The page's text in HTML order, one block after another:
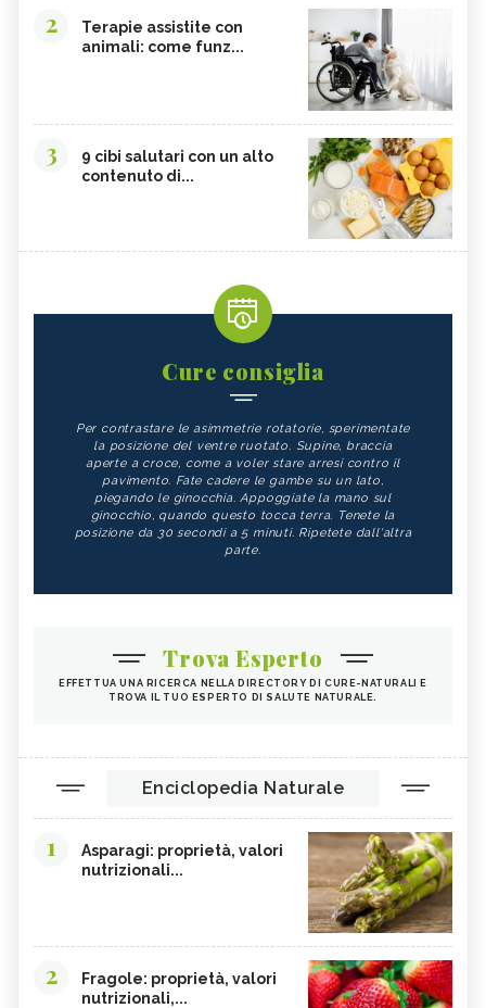
2
Terapie assistite con
animali: come funz...
3
9 cibi salutari con un alto
contenuto di...
Cure consiglia
Per contrastare le asimmetrie rotatorie, sperimentate
la posizione del ventre ruotato. Supine, braccia
aperte a croce, come a voler stare arresi contro il
pavimento. Fate cadere le gambe su un lato,
piegando le ginocchia. Appoggiate la mano sul
ginocchio, quando questo tocca terra. Tenete la
posizione da 30 secondi a 5 minuti. Ripetete dall'altra
parte.
Trova Esperto
EFFETTUA UNA RICERCA NELLA DIRECTORY DI CURE-NATURALI E
TROVA IL TUO ESPERTO DI SALUTE NATURALE.
Enciclopedia Naturale
1
Asparagi: proprietà, valori
nutrizionali...
2
Fragole: proprietà, valori
nutrizionali,...